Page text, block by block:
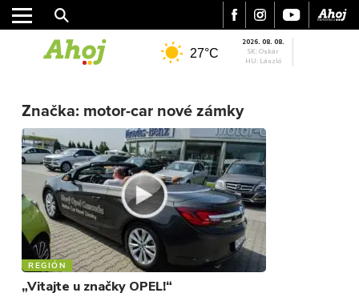
REGIÓN
ŠPORT
KULTÚRA
FOTKY
VIDEO
MIX
27°C
2026. 08. 08.
SK: Oskár
HU: László
Značka: motor-car nové zámky
REGIÓN
„Vitajte u značky OPEL!“